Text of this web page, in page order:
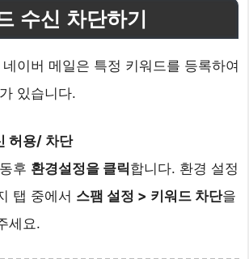
수신 차단하기
이버 메일은 특정 키워드를 등록하여
있습니다.
허용/ 차단
후 환경설정을 클릭합니다. 환경 설정
탭 중에서 스팸 설정 > 키워드 차단을
세요.